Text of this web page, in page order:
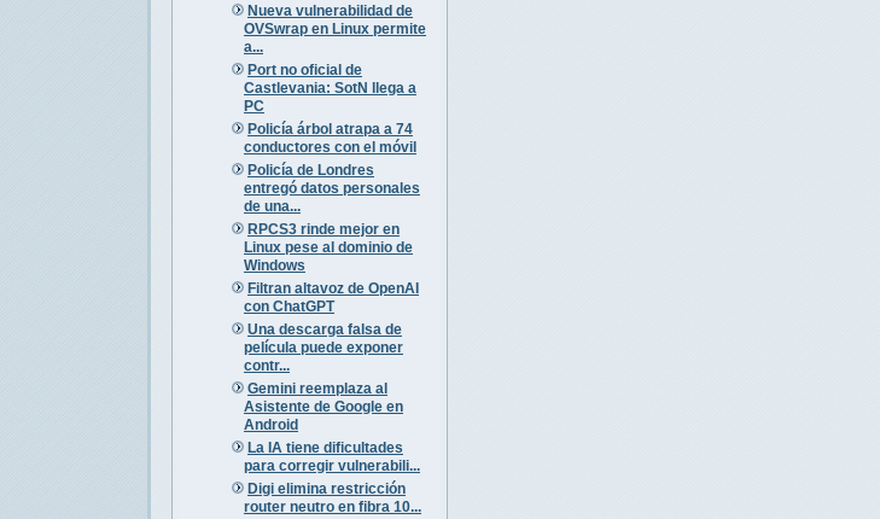
Nueva vulnerabilidad de
OVSwrap en Linux permite
a...
Port no oficial de
Castlevania: SotN llega a
PC
Policía árbol atrapa a 74
conductores con el móvil
Policía de Londres
entregó datos personales
de una...
RPCS3 rinde mejor en
Linux pese al dominio de
Windows
Filtran altavoz de OpenAI
con ChatGPT
Una descarga falsa de
película puede exponer
contr...
Gemini reemplaza al
Asistente de Google en
Android
La IA tiene dificultades
para corregir vulnerabili...
Digi elimina restricción
router neutro en fibra 10...